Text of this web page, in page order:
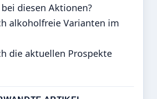
diesen Aktionen?
alkoholfreie Varianten im
die aktuellen Prospekte